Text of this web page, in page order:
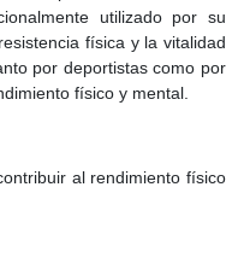
utilizado por su
física y la vitalidad
por deportistas como por
físico y mental.
al rendimiento físico